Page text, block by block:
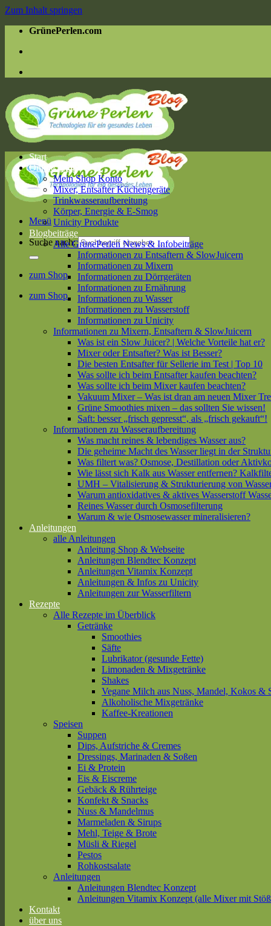
Zum Inhalt springen
GrünePerlen.com
Menü
Suche nach:
zum Shop
zum Shop
Start
Online Shop
Mein Shop Konto
Mixer, Entsafter Küchengeräte
Trinkwasseraufbereitung
Körper, Energie & E-Smog
Unicity Produkte
Blogbeiträge
Alle GrünePerlen News & Infobeiträge
Informationen zu Entsaftern & SlowJuicern
Informationen zu Mixern
Informationen zu Dörrgeräten
Informationen zu Ernährung
Informationen zu Wasser
Informationen zu Wasserstoff
Informationen zu Unicity
Informationen zu Mixern, Entsaftern & SlowJuicern
Was ist ein Slow Juicer? | Welche Vorteile hat er?
Mixer oder Entsafter? Was ist Besser?
Die besten Entsafter für Sellerie im Test | Top 10
Was sollte ich beim Entsafter kaufen beachten?
Was sollte ich beim Mixer kaufen beachten?
Vakuum Mixer – Was ist dran am neuen Mixer
Grüne Smoothies mixen – das sollten Sie wissen!
Saft: besser „frisch gepresst“, als „frisch gekauft“!
Informationen zu Wasseraufbereitung
Was macht reines & lebendiges Wasser aus?
Die geheime Macht des Wasser liegt in der
Was filtert was? Osmose, Destillation oder
Wie lässt sich Kalk aus Wasser entfernen?
UMH – Vitalisierung & Strukturierung von
Warum antioxidatives & aktives Wasserstoff
Reines Wasser durch Osmosefilterung
Warum & wie Osmosewasser mineralisieren?
Anleitungen
alle Anleitungen
Anleitung Shop & Webseite
Anleitungen Blendtec Konzept
Anleitungen Vitamix Konzept
Anleitungen & Infos zu Unicity
Anleitungen zur Wasserfiltern
Rezepte
Alle Rezepte im Überblick
Getränke
Smoothies
Säfte
Lubrikator (gesunde Fette)
Limonaden & Mixgetränke
Shakes
Vegane Milch aus Nuss, Mandel, Kokos &
Alkoholische Mixgetränke
Kaffee-Kreationen
Speisen
Suppen
Dips, Aufstriche & Cremes
Dressings, Marinaden & Soßen
Ei & Protein
Eis & Eiscreme
Gebäck & Rührteige
Konfekt & Snacks
Nuss & Mandelmus
Marmeladen & Sirups
Mehl, Teige & Brote
Müsli & Riegel
Pestos
Rohkostsalate
Anleitungen
Anleitungen Blendtec Konzept
Anleitungen Vitamix Konzept (alle Mixer mit
Kontakt
über uns